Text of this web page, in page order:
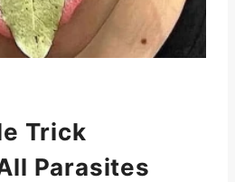
Trick
Parasites